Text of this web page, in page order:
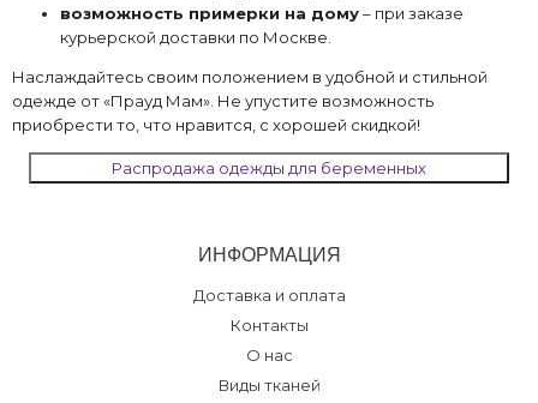
возможность примерки на дому– при заказе
курьерской доставки по Москве.
Наслаждайтесь своим положением в удобной и стильной
одежде от «Прауд Мам». Не упустите возможность
приобрести то, что нравится, с хорошей скидкой!
Распродажа одежды для беременных
ИНФОРМАЦИЯ
Доставка и оплата
Контакты
О нас
Виды тканей